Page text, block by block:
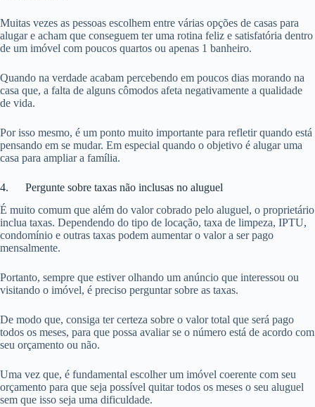
Muitas vezes as pessoas escolhem entre várias opções de casas para
alugar e acham que conseguem ter uma rotina feliz e satisfatória dentro
de um imóvel com poucos quartos ou apenas 1 banheiro.
Quando na verdade acabam percebendo em poucos dias morando na
casa que, a falta de alguns cômodos afeta negativamente a qualidade
de vida.
Por isso mesmo, é um ponto muito importante para refletir quando está
pensando em se mudar. Em especial quando o objetivo é alugar uma
casa para ampliar a família.
4. Pergunte sobre taxas não inclusas no aluguel
É muito comum que além do valor cobrado pelo aluguel, o proprietário
inclua taxas. Dependendo do tipo de locação, taxa de limpeza, IPTU,
condomínio e outras taxas podem aumentar o valor a ser pago
mensalmente.
Portanto, sempre que estiver olhando um anúncio que interessou ou
visitando o imóvel, é preciso perguntar sobre as taxas.
De modo que, consiga ter certeza sobre o valor total que será pago
todos os meses, para que possa avaliar se o número está de acordo com
seu orçamento ou não.
Uma vez que, é fundamental escolher um imóvel coerente com seu
orçamento para que seja possível quitar todos os meses o seu aluguel
sem que isso seja uma dificuldade.